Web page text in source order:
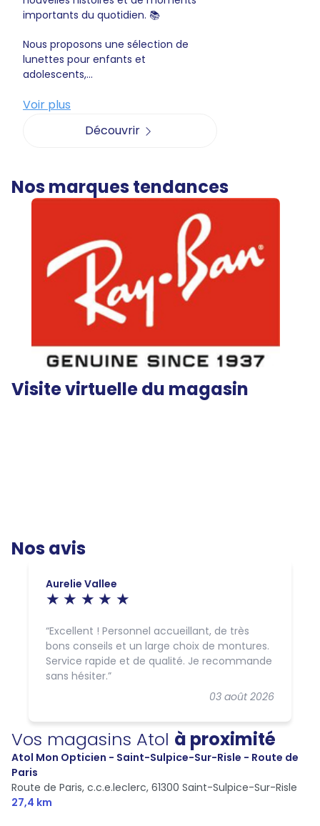
importants du quotidien. 📚
Nous proposons une sélection de
lunettes pour enfants et
adolescents,...
Voir plus
Découvrir
Nos marques tendances
Visite virtuelle du magasin
Nos avis
Aurelie Vallee
03 août 2026
Excellent ! Personnel accueillant, de très
bons conseils et un large choix de montures.
Service rapide et de qualité. Je recommande
sans hésiter.
Vos magasins Atol à proximité
Atol Mon Opticien - Saint-Sulpice-Sur-Risle - Route de
Paris
Route de Paris, c.c.e.leclerc, 61300 Saint-Sulpice-Sur-Risle
27,4 km